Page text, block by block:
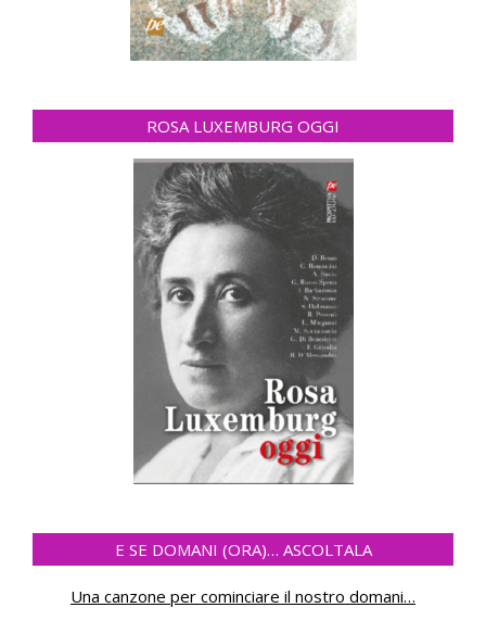
ROSA LUXEMBURG OGGI
E SE DOMANI (ORA)… ASCOLTALA
Una canzone per cominciare il nostro domani…